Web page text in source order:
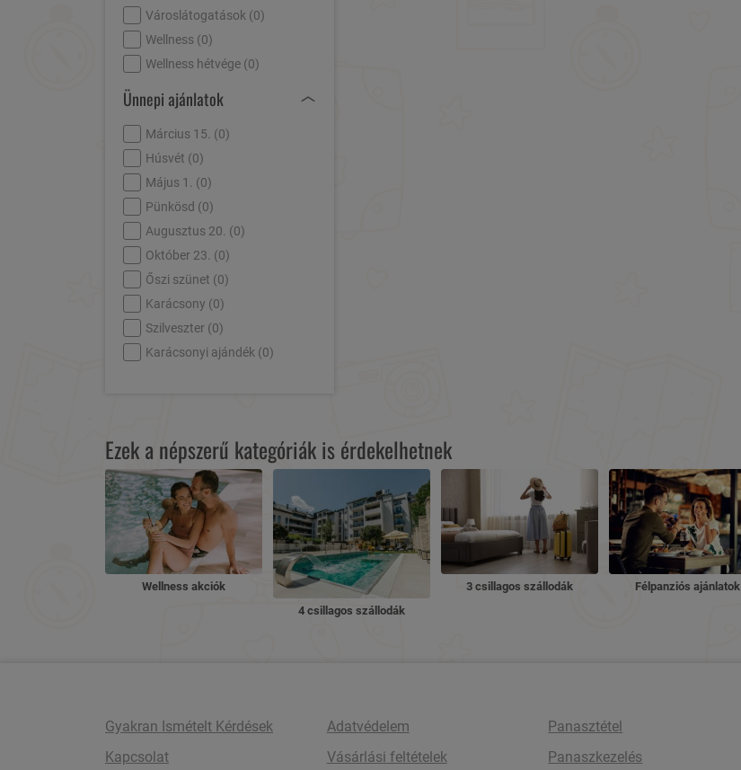
Városlátogatások (0)
Wellness (0)
Wellness hétvége (0)
Ünnepi ajánlatok
Március 15. (0)
Húsvét (0)
Május 1. (0)
Pünkösd (0)
Augusztus 20. (0)
Október 23. (0)
Őszi szünet (0)
Karácsony (0)
Szilveszter (0)
Karácsonyi ajándék (0)
Ezek a népszerű kategóriák is érdekelhetnek
Wellness akciók
4 csillagos szállodák
3 csillagos szállodák Félpanziós ajánlatok
Gyakran Ismételt Kérdések
Kapcsolat
Adatvédelem
Vásárlási feltételek
Panasztétel
Panaszkezelés